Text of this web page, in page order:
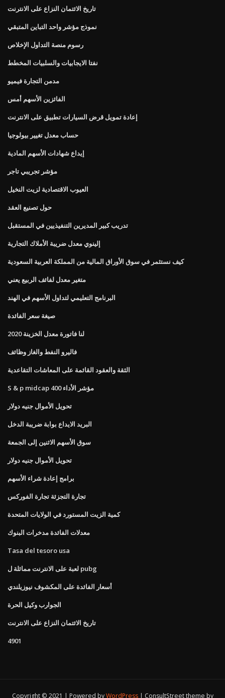
تاريخ الائتمان النزاع على الانترنت
نموذج مؤشر واحد التباين المتبقي
رسوم منصة التداول الإخلاص
نفتا الايجابيات والسلبيات المخطط
مدمن التجارة فيميو
الفائزين الأسهم أمس
إعادة تمويل قرض السيارات تطبيق على الانترنت
حساب معدل تغيير بيولوجيا
إيداع شهادات الأسهم المادية
مؤشر تجريبي تاجر
العيوب الاقتصادية لزيت النخيل
حول تصنيع العقد
تدريب كبير المديرين التنفيذيين في المستقبل
إلينوي معدل ضريبة الأملاك التجارية
كيف نستثمر في سوق الأوراق المالية من المملكة العربية السعودية
متغير معدل لفائف الربيع يعني
البرنامج التعليمي لتداول الأسهم في الهند
صيغة سعر الفائدة
لنا فاتورة معدل الخزينة 2020
فاليرو النفط والغاز وظائف
الثقة والعقود القائمة على المعاشات التقاعدية
S & p midcap 400 مؤشر الأداء
تحويل الأموال جنيه دولار
البريد الايداع بوابة ضريبة الدخل
سوق الأسهم الاثنين إلى الجمعة
تحويل الأموال جنيه دولار
برامج إعادة شراء الأسهم
تجارة التجزئة تجارة الفوركس
كمية الزيت المستورد في الولايات المتحدة
معدلات الفائدة مدخرات البنوك
Tasa del tesoro usa
لعبة على الانترنت مماثلة ل pubg
أسعار الفائدة على المكشوف نيوزيلندي
الجوارب وكيل الحرة
تاريخ الائتمان النزاع على الانترنت
4901
Copyright © 2021 | Powered byWordPress ConsultStreet theme by